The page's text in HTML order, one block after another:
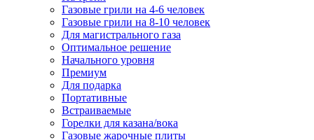
Газовые грили на 4-6 человек
Газовые грили на 8-10 человек
Для магистрального газа
Оптимальное решение
Начального уровня
Премиум
Для подарка
Портативные
Встраиваемые
Горелки для казана/вока
Газовые жарочные плиты